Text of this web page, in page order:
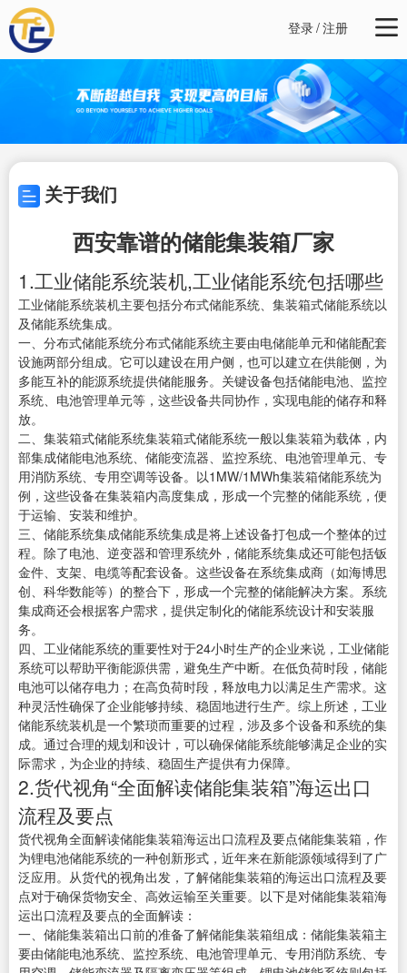
登录/注册
关于我们
西安靠谱的储能集装箱厂家
1.工业储能系统装机,工业储能系统包括哪些
工业储能系统装机主要包括分布式储能系统、集装箱式储能系统以
及储能系统集成。
一、分布式储能系统分布式储能系统主要由电储能单元和储能配套
设施两部分组成。它可以建设在用户侧，也可以建立在供能侧，为
多能互补的能源系统提供储能服务。关键设备包括储能电池、监控
系统、电池管理单元等，这些设备共同协作，实现电能的储存和释
放。
二、集装箱式储能系统集装箱式储能系统一般以集装箱为载体，内
部集成储能电池系统、储能变流器、监控系统、电池管理单元、专
用消防系统、专用空调等设备。以1MW/1MWh集装箱储能系统为
例，这些设备在集装箱内高度集成，形成一个完整的储能系统，便
于运输、安装和维护。
三、储能系统集成储能系统集成是将上述设备打包成一个整体的过
程。除了电池、逆变器和管理系统外，储能系统集成还可能包括钣
金件、支架、电缆等配套设备。这些设备在系统集成商（如海博思
创、科华数能等）的整合下，形成一个完整的储能解决方案。系统
集成商还会根据客户需求，提供定制化的储能系统设计和安装服
务。
四、工业储能系统的重要性对于24小时生产的企业来说，工业储能
系统可以帮助平衡能源供需，避免生产中断。在低负荷时段，储能
电池可以储存电力；在高负荷时段，释放电力以满足生产需求。这
种灵活性确保了企业能够持续、稳固地进行生产。综上所述，工业
储能系统装机是一个繁琐而重要的过程，涉及多个设备和系统的集
成。通过合理的规划和设计，可以确保储能系统能够满足企业的实
际需求，为企业的持续、稳固生产提供有力保障。
2.货代视角“全面解读储能集装箱”海运出口
流程及要点
货代视角全面解读储能集装箱海运出口流程及要点储能集装箱，作
为锂电池储能系统的一种创新形式，近年来在新能源领域得到了广
泛应用。从货代的视角出发，了解储能集装箱的海运出口流程及要
点对于确保货物安全、高效运输至关重要。以下是对储能集装箱海
运出口流程及要点的全面解读：
一、储能集装箱出口前的准备了解储能集装箱组成：储能集装箱主
要由储能电池系统、监控系统、电池管理单元、专用消防系统、专